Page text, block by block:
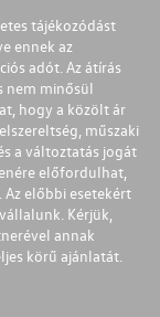
tájékozódást
ennek az
adót. Az átírás
nem minősül
hogy a közölt ár
műszaki
a változtatás jogát
előfordulhat,
előbbi esetekért
Kérjük,
annak
körű ajánlatát.